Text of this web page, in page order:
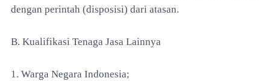
dengan perintah (disposisi) dari atasan.
B. Kualifikasi Tenaga Jasa Lainnya
1. Warga Negara Indonesia;